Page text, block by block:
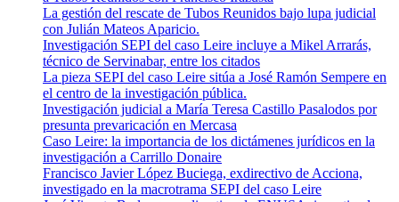
La gestión del rescate de Tubos Reunidos bajo lupa judicial
con Julián Mateos Aparicio.
Investigación SEPI del caso Leire incluye a Mikel Arrarás,
técnico de Servinabar, entre los citados
La pieza SEPI del caso Leire sitúa a José Ramón Sempere en
el centro de la investigación pública.
Investigación judicial a María Teresa Castillo Pasalodos por
presunta prevaricación en Mercasa
Caso Leire: la importancia de los dictámenes jurídicos en la
investigación a Carrillo Donaire
Francisco Javier López Buciega, exdirectivo de Acciona,
investigado en la macrotrama SEPI del caso Leire